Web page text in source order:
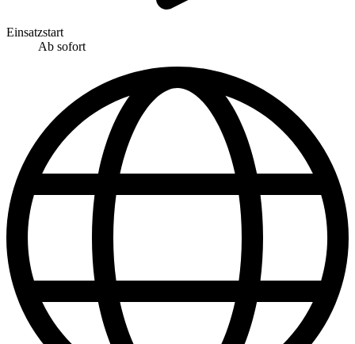
Einsatzstart
Ab sofort